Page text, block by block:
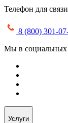
Телефон для связи
8 (800) 301-
Мы в социальных
Услуги